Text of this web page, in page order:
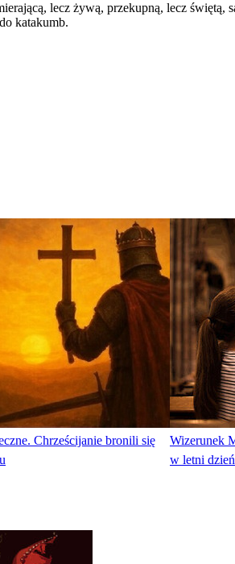
lecz żywą, przekupną, lecz świętą,
katakumb.
Chrześcijanie bronili się
Wizerunek
w letni dzień